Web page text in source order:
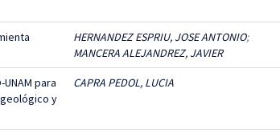
HERNANDEZ ESPRIU, JOSE ANTONIO;
MANCERA ALEJANDREZ, JAVIER
para
y
CAPRA PEDOL, LUCIA